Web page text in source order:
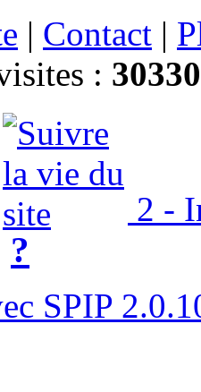
| Contact |
:
2 -
?
SPIP